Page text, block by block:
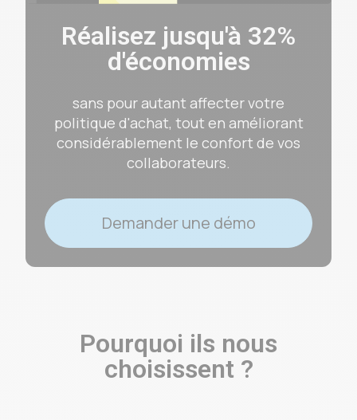
Réalisez jusqu'à 32%
d'économies
sans pour autant affecter votre
politique d'achat, tout en améliorant
considérablement le confort de vos
collaborateurs.
Demander une démo
Pourquoi ils nous
choisissent ?